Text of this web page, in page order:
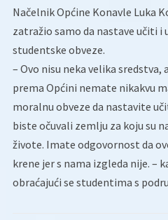
Načelnik Općine Konavle Luka
zatražio samo da nastave učiti i
studentske obveze.
– Ovo nisu neka velika sredstva,
prema Općini nemate nikakvu
moralnu obveze da nastavite
biste očuvali zemlju za koju su
živote. Imate odgovornost da
krene jer s nama izgleda nije. –
obraćajući se studentima s